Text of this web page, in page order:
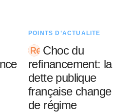
POINTS D’ACTUALITÉ
Choc du
refinancement: la
dette publique
française change
de régime